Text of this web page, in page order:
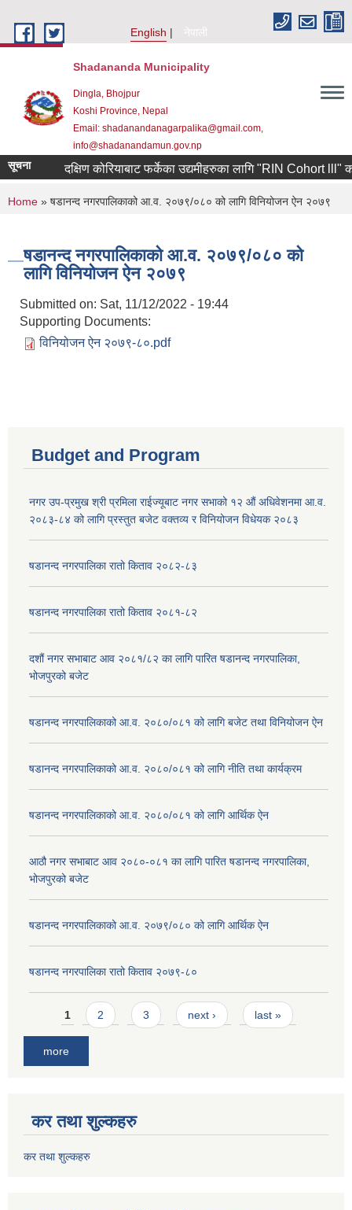
English
नेपाली
Shadananda Municipality
Dingla, Bhojpur
Koshi Province, Nepal
Email: shadanandanagarpalika@gmail.com,
info@shadanandamun.gov.np
सूचना दक्षिण कोरियाबाट फर्केका उद्यमीहरुका लागि "RIN Cohort lll"
You are here
Home » षडानन्द नगरपालिकाको आ.व. २०७९/०८० को लागि विनियोजन ऐन २०७९
षडानन्द नगरपालिकाको आ.व. २०७९/०८० को
लागि विनियोजन ऐन २०७९
Submitted on: Sat, 11/12/2022 - 19:44
Supporting Documents:
विनियोजन ऐन २०७९-८०.pdf
Budget and Program
नगर उप-प्रमुख श्री प्रमिला राईज्यूबाट नगर सभाको १२ ‍औं अधिवेशनमा आ.व.
२०८३-८४ को लागि प्रस्तुत बजेट वक्तव्य र विनियोजन विधेयक २०८३
षडानन्द नगरपालिका रातो किताव २०८२-८३
षडानन्द नगरपालिका रातो किताव २०८१-८२
दशौं नगर सभाबाट आव २०८१/८२ का लागि पारित षडानन्द नगरपालिका,
भोजपुरको बजेट
षडानन्द नगरपालिकाको आ.व. २०८०/०८१ को लागि बजेट तथा विनियोजन ऐन
षडानन्द नगरपालिकाको आ.व. २०८०/०८१ को लागि नीति तथा कार्यक्रम
षडानन्द नगरपालिकाको आ.व. २०८०/०८१ को लागि आर्थिक ऐन
आठौ नगर सभाबाट आव २०८०-०८१ का लागि पारित षडानन्द नगरपालिका,
भोजपुरको बजेट
षडानन्द नगरपालिकाको आ.व. २०७९/०८० को लागि आर्थिक ऐन
षडानन्द नगरपालिका रातो किताव २०७९-८०
Pages
1 2 3 next › last »
more
कर तथा शुल्कहरु
कर तथा शुल्कहरु